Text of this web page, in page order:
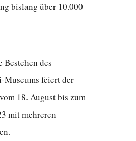
bislang über 10.000
des
Museums feiert der
18. August bis zum
mit mehreren